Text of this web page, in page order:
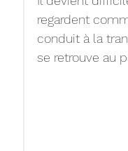
regardent
conduit à la
se retrouve au